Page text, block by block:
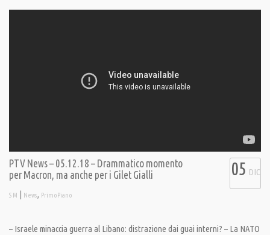
PTV News – 05.12.18 – Drammatico momento
per Macron, ma anche per i Gilet Gialli
S M | News, PrimoPiano
05 DIC
– Israele minaccia guerra al Libano: distrazione dai guai interni? – La NATO